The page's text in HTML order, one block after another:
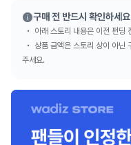
구매 전 반드시 확인하세
아래 스토리 내용은 이전 펀딩
상품 금액은 스토리 상이 아닌
주세요.